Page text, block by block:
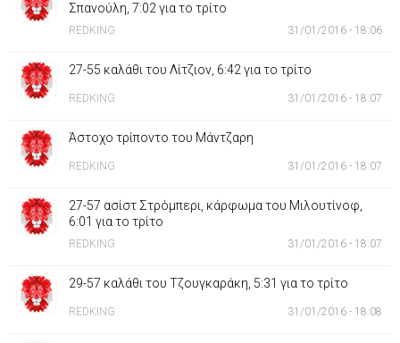
Σπανούλη, 7:02 για το τρίτο
REDKING 31/01/2016 - 18:06
27-55 καλάθι του Λίτζιον, 6:42 για το τρίτο
REDKING 31/01/2016 - 18:07
Άστοχο τρίποντο του Μάντζαρη
REDKING 31/01/2016 - 18:07
27-57 ασίστ Στρόμπερι, κάρφωμα του Μιλουτίνοφ,
6:01 για το τρίτο
REDKING 31/01/2016 - 18:07
29-57 καλάθι του Τζουγκαράκη, 5:31 για το τρίτο
REDKING 31/01/2016 - 18:08